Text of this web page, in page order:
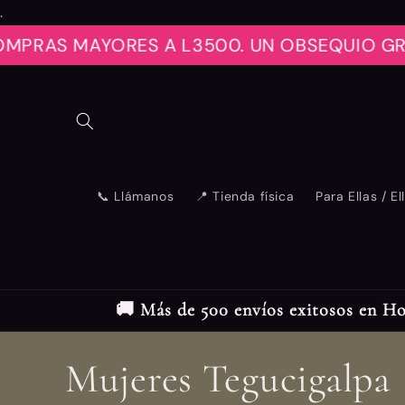
.
Error in tag
'section' -
'marquee' is
A L3500. UN OBSEQUIO GRATIS
📞 Llámanos 📍 Tienda física Para Ellas /
🚚 Más de 500 envíos exitosos en
C
Mujeres Tegucigalpa